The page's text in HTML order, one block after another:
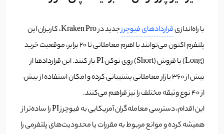
با راه‌اندازیقراردادهای فیوچرز
جدید در Kraken Pro، کاربران این
پلتفرم اکنون می‌توانند با اهرم معاملاتی تا ۲۰ برابر، موقعیت خرید
(Long) یا فروش (Short) روی توکن PI باز کنند. این قراردادها از
بیش از ۳۶۰ بازار معاملاتی پشتیبانی کرده و امکان استفاده از بیش
از ۴۰ نوع وثیقه مختلف را نیز فراهم می‌کنند.
این اقدام، دسترسی معامله‌گران آمریکایی به فیوچرز PI را ساده‌تر از
همیشه کرده و موانع مربوط به مقررات یا محدودیت‌های پلتفرمی را